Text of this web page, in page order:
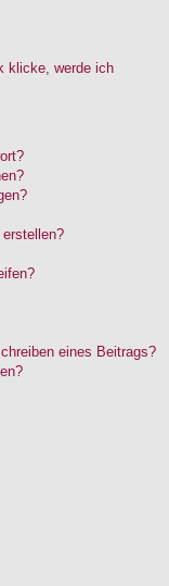
klicke, werde ich
eines Beitrags?